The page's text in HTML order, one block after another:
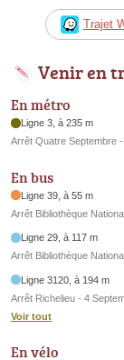
Trajet
Venir en
En métro
Ligne 3, à 235 m
Arrêt Quatre Septembre
En bus
Ligne 39, à 55 m
Arrêt Bibliothèque
Ligne 29, à 117 m
Arrêt Bibliothèque
Ligne 3120, à 194 m
Arrêt Richelieu - 4
Voir tout
En vélo